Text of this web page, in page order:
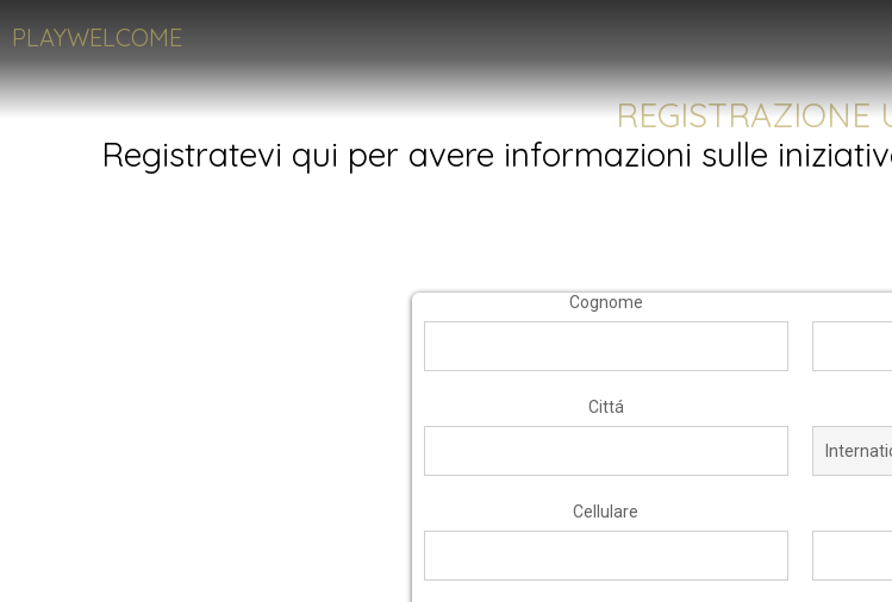
PLAYWELCOME
REGISTRAZIONE
Registratevi qui per avere informazioni sulle
Cognome
Cittá
Cellulare